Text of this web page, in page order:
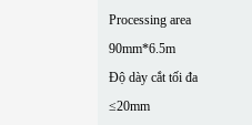
Processing area
90mm*6.5m
Độ dày cắt tối đa
≤20mm